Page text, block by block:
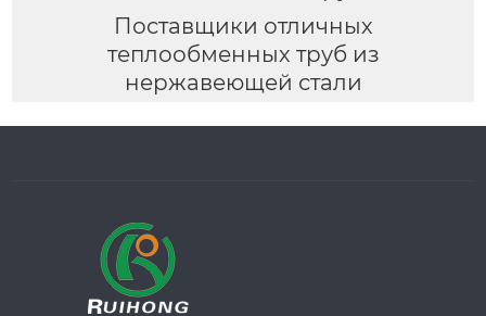
Поставщики отличных
теплообменных труб из
нержавеющей стали